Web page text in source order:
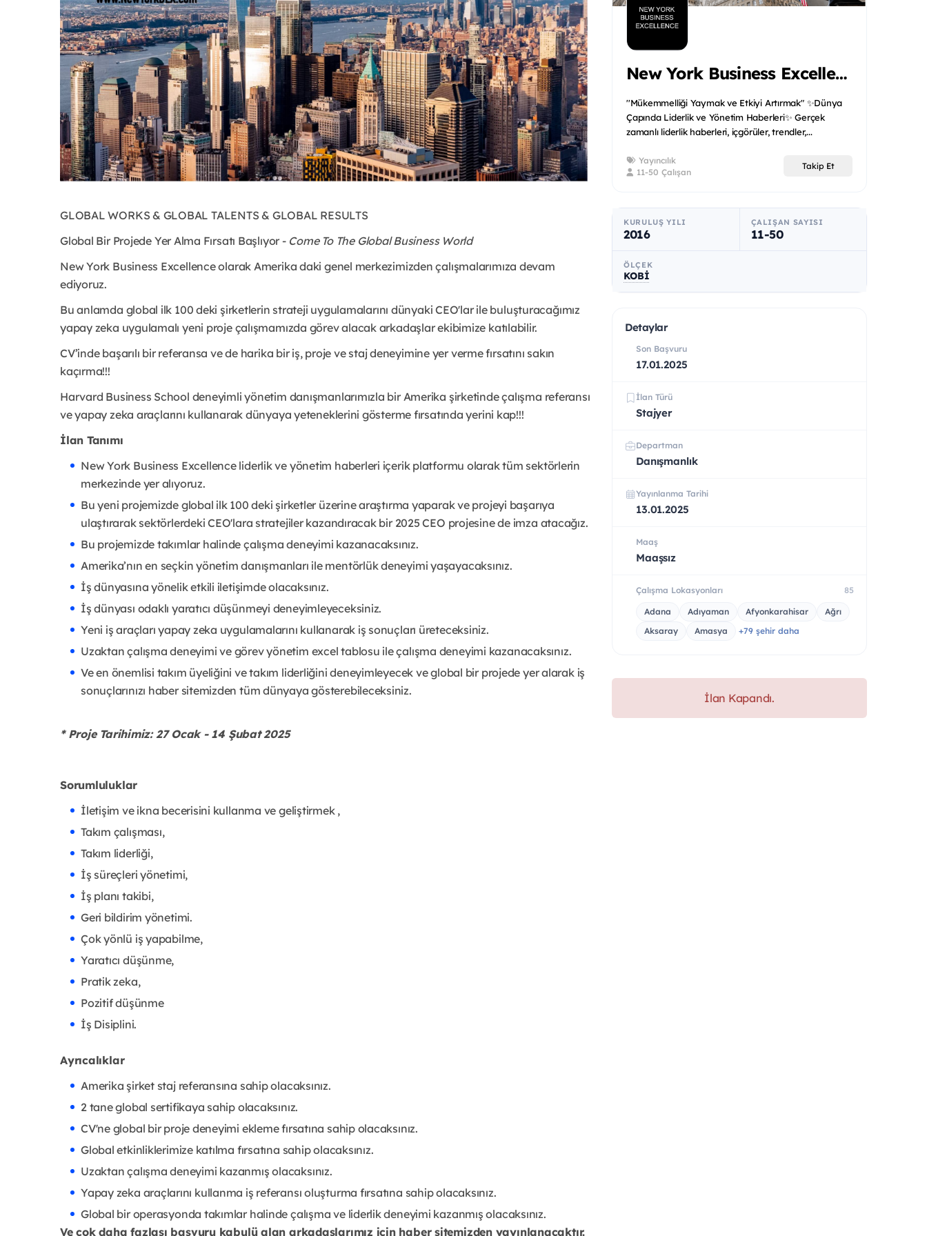
GLOBAL WORKS & GLOBAL TALENTS & GLOBAL RESULTS
Global Bir Projede Yer Alma Fırsatı Başlıyor - Come To The Global Business World
New York Business Excellence olarak Amerika daki genel merkezimizden çalışmalarımıza devam
ediyoruz.
Bu anlamda global ilk 100 deki şirketlerin strateji uygulamalarını dünyaki CEO'lar ile buluşturacağımız
yapay zeka uygulamalı yeni proje çalışmamızda görev alacak arkadaşlar ekibimize katılabilir.
CV’inde başarılı bir referansa ve de harika bir iş, proje ve staj deneyimine yer verme fırsatını sakın
kaçırma!!!
Harvard Business School deneyimli yönetim danışmanlarımızla bir Amerika şirketinde çalışma referansı
ve yapay zeka araçlarını kullanarak dünyaya yeteneklerini gösterme fırsatında yerini kap!!!
İlan Tanımı
New York Business Excellence liderlik ve yönetim haberleri içerik platformu olarak tüm sektörlerin
merkezinde yer alıyoruz.
Bu yeni projemizde global ilk 100 deki şirketler üzerine araştırma yaparak ve projeyi başarıya
ulaştırarak sektörlerdeki CEO'lara stratejiler kazandıracak bir 2025 CEO projesine de imza atacağız.
Bu projemizde takımlar halinde çalışma deneyimi kazanacaksınız.
Amerika’nın en seçkin yönetim danışmanları ile mentörlük deneyimi yaşayacaksınız.
İş dünyasına yönelik etkili iletişimde olacaksınız.
İş dünyası odaklı yaratıcı düşünmeyi deneyimleyeceksiniz.
Yeni iş araçları yapay zeka uygulamalarını kullanarak iş sonuçları üreteceksiniz.
Uzaktan çalışma deneyimi ve görev yönetim excel tablosu ile çalışma deneyimi kazanacaksınız.
Ve en önemlisi takım üyeliğini ve takım liderliğini deneyimleyecek ve global bir projede yer alarak iş
sonuçlarınızı haber sitemizden tüm dünyaya gösterebileceksiniz.
* Proje Tarihimiz: 27 Ocak - 14 Şubat 2025
Sorumluluklar
İletişim ve ikna becerisini kullanma ve geliştirmek ,
Takım çalışması,
Takım liderliği,
İş süreçleri yönetimi,
İş planı takibi,
Geri bildirim yönetimi.
Çok yönlü iş yapabilme,
Yaratıcı düşünme,
Pratik zeka,
Pozitif düşünme
İş Disiplini.
Ayrıcalıklar
Amerika şirket staj referansına sahip olacaksınız.
2 tane global sertifikaya sahip olacaksınız.
CV'ne global bir proje deneyimi ekleme fırsatına sahip olacaksınız.
Global etkinliklerimize katılma fırsatına sahip olacaksınız.
Uzaktan çalışma deneyimi kazanmış olacaksınız.
Yapay zeka araçlarını kullanma iş referansı oluşturma fırsatına sahip olacaksınız.
Global bir operasyonda takımlar halinde çalışma ve liderlik deneyimi kazanmış olacaksınız.
Ve çok daha fazlası başvuru kabulü alan arkadaşlarımız için haber sitemizden yayınlanacaktır.
New York Business Excellence
''Mükemmelliği Yaymak ve Etkiyi Artırmak" ✨Dünya
Çapında Liderlik ve Yönetim Haberleri✨ Gerçek
zamanlı liderlik haberleri, içgörüler, trendler,...
Yayıncılık
11-50 Çalışan
Takip Et
KURULUŞ YILI
2016
ÇALIŞAN SAYISI
11-50
ÖLÇEK
KOBİ
Detaylar
Son Başvuru
17.01.2025
İlan Türü
Stajyer
Departman
Danışmanlık
Yayınlanma Tarihi
13.01.2025
Maaş
Maaşsız
Çalışma Lokasyonları 85
Adana Adıyaman Afyonkarahisar
Ağrı
Aksaray
Amasya +79 şehir daha
İlan Kapandı.